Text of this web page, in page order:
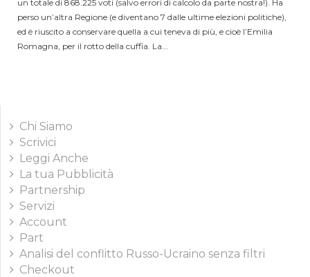
un totale di 868.225 voti (salvo errori di calcolo da parte nostra!). Ha
perso un’altra Regione (e diventano 7 dalle ultime elezioni politiche),
ed è riuscito a conservare quella a cui teneva di più, e cioè l’Emilia
Romagna, per il rotto della cuffia. La...
Chi Siamo
Scrivici
Leggi Anche
La tua Pubblicità
Partnership
Servizi
Account
Part
Analisi del conflitto Russo-Ucraino senza filtri
Checkout